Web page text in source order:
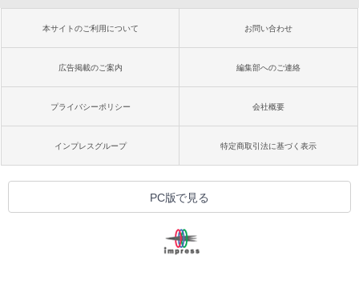
本サイトのご利用について お問い合わせ
広告掲載のご案内 編集部へのご連絡
プライバシーポリシー 会社概要
インプレスグループ 特定商取引法に基づく表示
PC版で見る